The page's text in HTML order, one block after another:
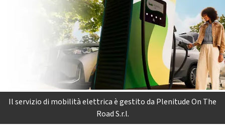
Il servizio di mobilità elettrica è gestito da Plenitude On The
Road S.r.l.